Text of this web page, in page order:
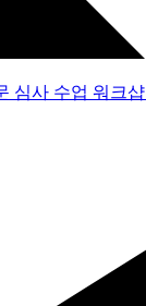
심사 수업 워크샵